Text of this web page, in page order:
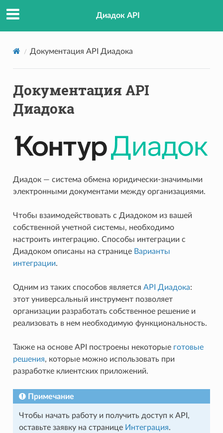
Диадок API
Документация API Диадока
Документация API
Диадока
Диадок — система обмена юридически-значимыми
электронными документами между организациями.
Чтобы взаимодействовать с Диадоком из вашей
собственной учетной системы, необходимо
настроить интеграцию. Способы интеграции с
Диадоком описаны на странице Варианты
интеграции.
Одним из таких способов является API Диадока:
этот универсальный инструмент позволяет
организации разработать собственное решение и
реализовать в нем необходимую функциональность.
Также на основе API построены некоторые готовые
решения, которые можно использовать при
разработке клиентских приложений.
Примечание
Чтобы начать работу и получить доступ к API,
оставьте заявку на странице Интеграция.